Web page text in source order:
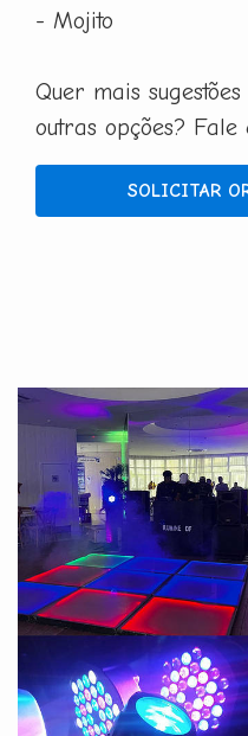
- Mojito
Quer mais
outras opções? Fale
SOLICITAR